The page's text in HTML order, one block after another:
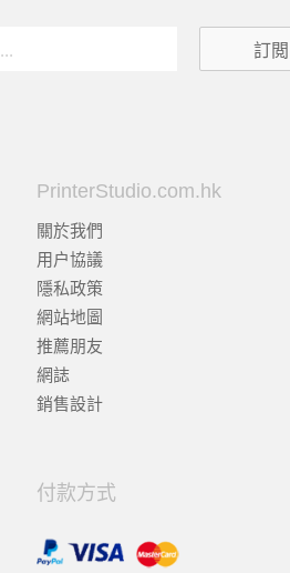
PrinterStudio.com.hk
關於我們
用户協議
隱私政策
網站地圖
推薦朋友
網誌
銷售設計
付款方式